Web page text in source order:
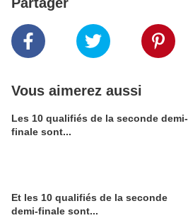
Vous aimerez aussi
Les 10 qualifiés de la seconde demi-
finale sont...
Et les 10 qualifiés de la seconde
demi-finale sont...